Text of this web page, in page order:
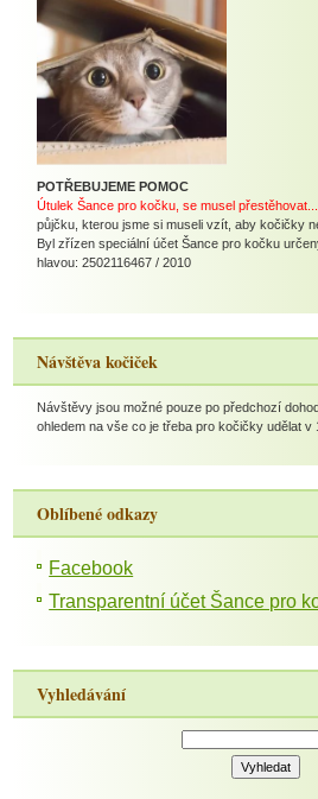
POTŘEBUJEME POMOC
Útulek Šance pro kočku, se musel přestěhovat...
půjčku, kterou jsme si museli vzít, aby kočičky
Byl zřízen speciální účet Šance pro kočku
hlavou: 2502116467 / 2010
Návštěva kočiček
Návštěvy jsou možné pouze po předchozí
ohledem na vše co je třeba pro kočičky udělat v
Oblíbené odkazy
Facebook
Transparentní účet Šance pro
Vyhledávání